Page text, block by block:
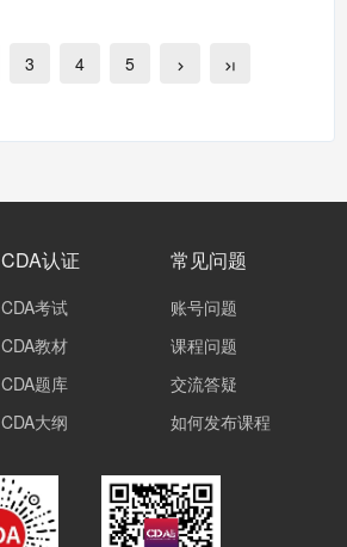
3 4 5
CDA认证
CDA考试
CDA教材
CDA题库
CDA大纲
常见问题
账号问题
课程问题
交流答疑
如何发布课程